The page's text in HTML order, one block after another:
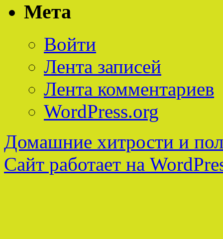
Мета
Войти
Лента записей
Лента комментариев
WordPress.org
Домашние хитрости и
Сайт работает на